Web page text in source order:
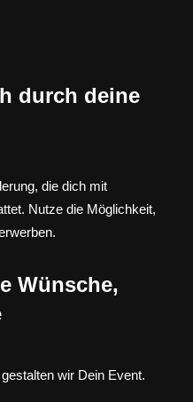
durch deine
die dich mit
Nutze die Möglichkeit,
Wünsche,
wir Dein Event.